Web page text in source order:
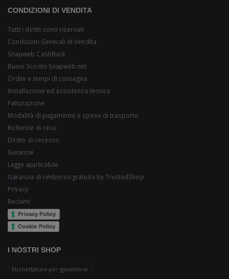
CONDIZIONI DI VENDITA
Tutti i diritti sono riservati
Condizioni Generali di Vendita
Snapweb CashBack
Buoni Sconto Snapweb.net
Ordini e tempi di consegna
Installazione ed assistenza tecnica
Fatturazione
Modalità di pagamento e spese di trasporto
Richieste di reso
Diritto di recesso
Garanzie
Legge applicabile
Garanzia di rimborso gratuita by TrustedShop
Privacy
Reclami
Privacy Policy
Cookie Policy
I NOSTRI SHOP
Etichettatura per gioiellerie